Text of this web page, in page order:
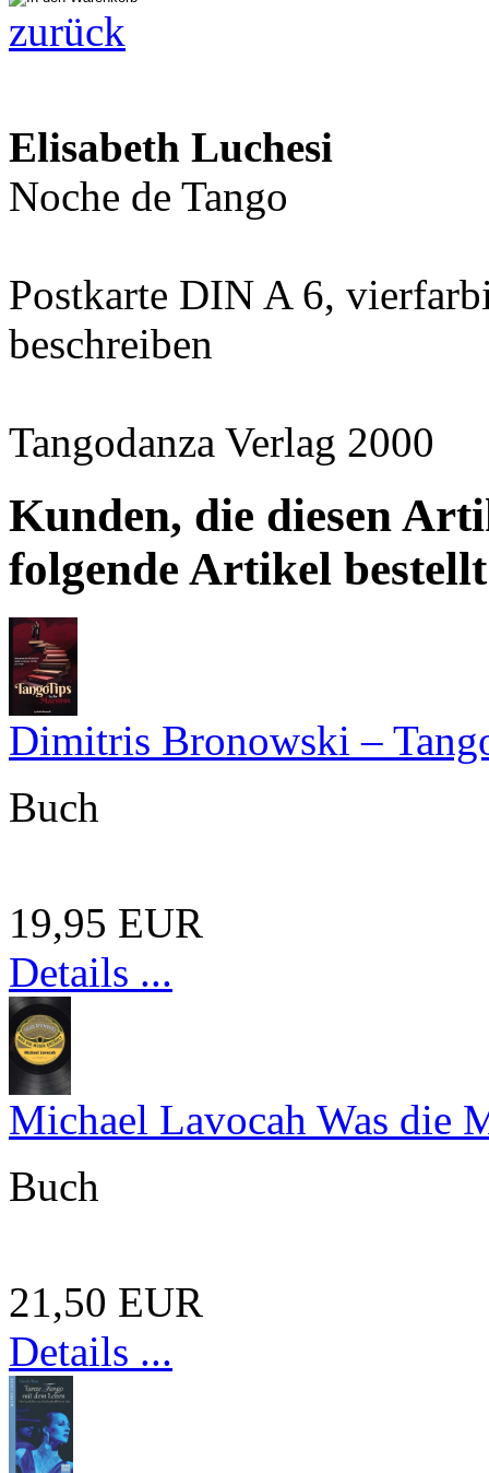
zurück
Elisabeth Luchesi
Noche de Tango
Postkarte DIN A 6,
beschreiben
Tangodanza Verlag 2000
Kunden, die diesen
folgende Artikel
Dimitris Bronowski –
Buch
19,95 EUR
Details ...
Michael Lavocah Was die
Buch
21,50 EUR
Details ...